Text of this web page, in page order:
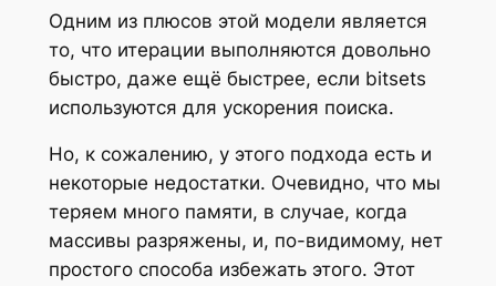
Одним из плюсов этой модели является
то, что итерации выполняются довольно
быстро, даже ещё быстрее, если bitsets
используются для ускорения поиска.
Но, к сожалению, у этого подхода есть и
некоторые недостатки. Очевидно, что мы
теряем много памяти, в случае, когда
массивы разряжены, и, по-видимому, нет
простого способа избежать этого. Этот